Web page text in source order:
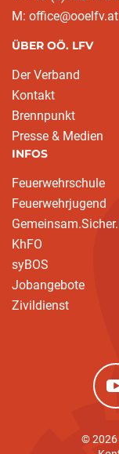
M: office@ooelfv.at
ÜBER OÖ. LFV
Der Verband
Kontakt
Brennpunkt
Presse & Medien
INFOS
Feuerwehrschule
Feuerwehrjugend
KhFO
syBOS
Jobangebote
Zivildienst
© 2026